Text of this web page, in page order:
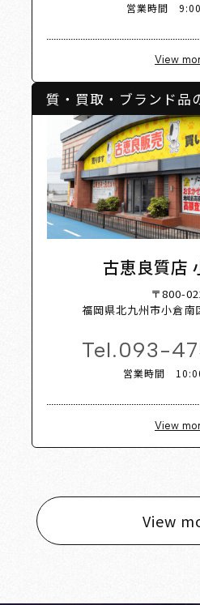
営業時間
View
質・買取・ブランド品
古恵良質店
〒800-
福岡県北九州市小倉
Tel.093-
営業時間
View
View